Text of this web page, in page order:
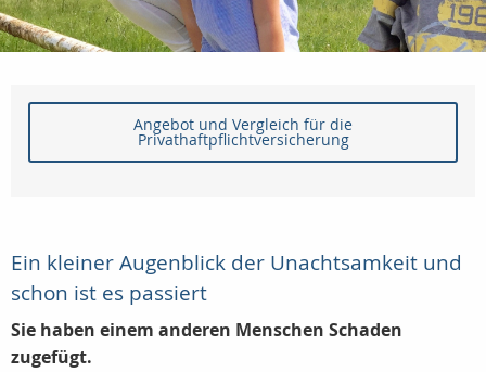
Angebot und Vergleich für die
Privathaftpflichtversicherung
Ein kleiner Augenblick der Unachtsamkeit und
schon ist es passiert
Sie haben einem anderen Menschen Schaden
zugefügt.